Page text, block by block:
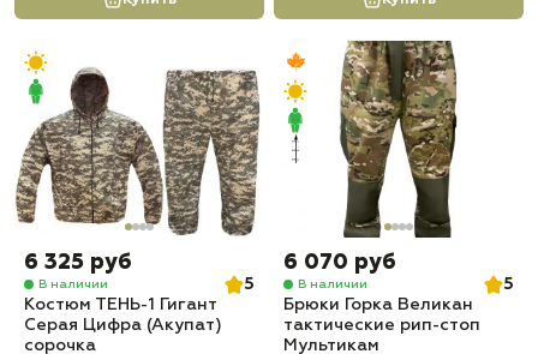
6 325 руб
В наличии
5
Костюм ТЕНЬ-1 Гигант
Серая Цифра (Акупат)
сорочка
6 070 руб
В наличии
5
Брюки Горка Великан
тактические рип-стоп
Мультикам